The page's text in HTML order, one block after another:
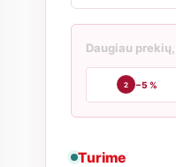
Daugiau
2 −5 %
Turime